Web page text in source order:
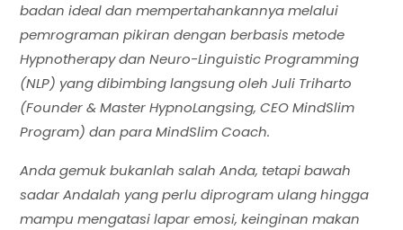
badan ideal dan mempertahankannya melalui
pemrograman pikiran dengan berbasis metode
Hypnotherapy dan Neuro-Linguistic Programming
(NLP) yang dibimbing langsung oleh Juli Triharto
(Founder & Master HypnoLangsing, CEO MindSlim
Program) dan para MindSlim Coach.
Anda gemuk bukanlah salah Anda, tetapi bawah
sadar Andalah yang perlu diprogram ulang hingga
mampu mengatasi lapar emosi, keinginan makan